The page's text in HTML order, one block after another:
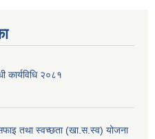
कार्यविधि २०८१
तथा स्वच्छता (खा.स.स्व) योजना